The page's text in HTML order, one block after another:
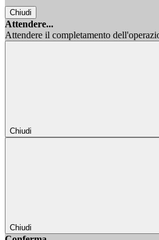
Chiudi
Attendere...
Attendere il completamento
Chiudi
Chiudi